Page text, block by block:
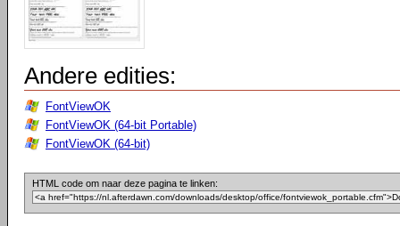
Andere edities:
FontViewOK
FontViewOK (64-bit Portable)
FontViewOK (64-bit)
HTML code om naar deze pagina te linken: